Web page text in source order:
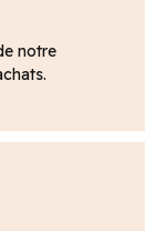
notre